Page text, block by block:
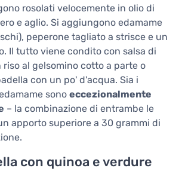
rosolati velocemente in olio di
e aglio. Si aggiungono edamame
peperone tagliato a strisce e un
Il tutto viene condito con salsa di
riso al gelsomino cotto a parte o
con un po' d'acqua. Sia i
sono eccezionalmente
– la combinazione di entrambe le
apporto superiore a 30 grammi di
con quinoa e verdure